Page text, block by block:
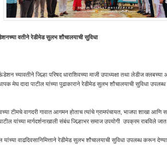
वतीने रेडीमेड सुलभ शौचालयाची सुविधा
च्यावतीने जिल्हा परिषद धाराशिवच्या माजी उपाध्यक्षा तथा लेडीज क्लबच्या
मेघ दादा पाटील यांच्या पुढाकाराने रेडीमेड सुलभ शौचालयाची सुविधा
टीमचे वागदरी गावात आगमन होताच त्यांचे ग्रामपंचायत, भाजपा शाखा
यांच्या मार्गदर्शनाखाली संबंध जिल्हाभर समाज उपयोगी उपक्रम राबविले
यांच्या वाढदिवसानिमित्ताने रेडीमेड सुलभ शौचालयाची सुविधा उपलब्ध करून